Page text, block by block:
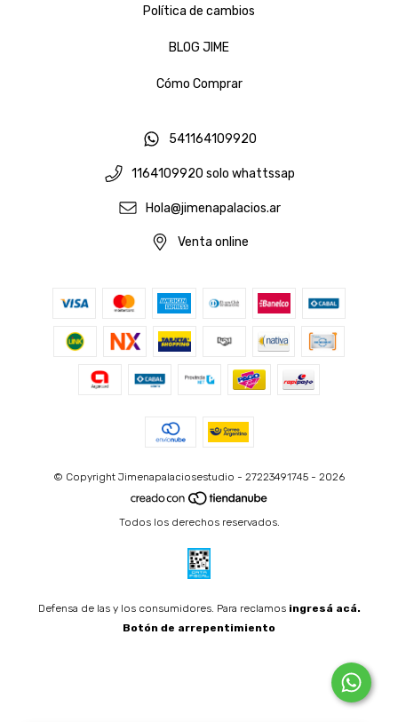
Política de cambios
BLOG JIME
Cómo Comprar
541164109920
1164109920 solo whattssap
Hola@jimenapalacios.ar
Venta online
© Copyright Jimenapalaciosestudio - 27223491745 - 2026
Todos los derechos reservados.
Defensa de las y los consumidores. Para reclamos ingresá acá.
Botón de arrepentimiento